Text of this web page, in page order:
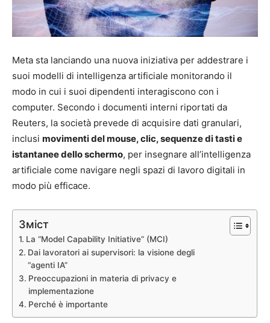
Meta sta lanciando una nuova iniziativa per addestrare i
suoi modelli di intelligenza artificiale monitorando il
modo in cui i suoi dipendenti interagiscono con i
computer. Secondo i documenti interni riportati da
Reuters, la società prevede di acquisire dati granulari,
inclusi movimenti del mouse, clic, sequenze di tasti e
istantanee dello schermo, per insegnare all’intelligenza
artificiale come navigare negli spazi di lavoro digitali in
modo più efficace.
Зміст
La “Model Capability Initiative” (MCI)
Dai lavoratori ai supervisori: la visione degli
“agenti IA”
Preoccupazioni in materia di privacy e
implementazione
Perché è importante